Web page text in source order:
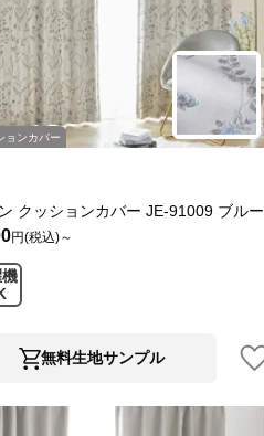
ョンカバー
クッションカバー JE-91009 ブルー
円(税込)～
無料生地サンプル